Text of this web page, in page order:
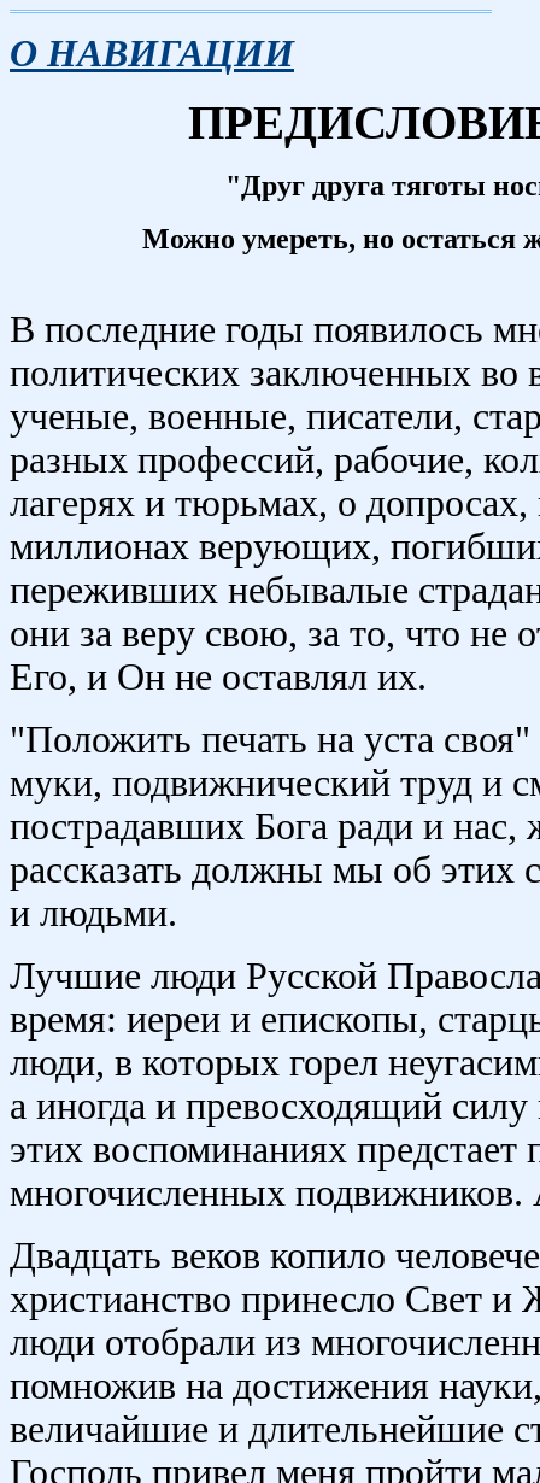
О НАВИГАЦИИ
"Друг друга тяготы
Можно умереть, но остаться
В последние годы появилось
политических заключенных
ученые, военные, писатели,
разных профессий, рабочие,
лагерях и тюрьмах, о
миллионах верующих,
переживших небывалые
они за веру свою, за то, что не
Его, и Он не оставлял их.
"Положить печать на уста
муки, подвижнический труд и
пострадавших Бога ради и
рассказать должны мы об этих
и людьми.
Лучшие люди Русской
время: иереи и епископы,
люди, в которых горел
а иногда и превосходящий
этих воспоминаниях
многочисленных
Двадцать веков копило
христианство принесло Свет
люди отобрали из
помножив на достижения
величайшие и длительнейшие
Господь привел меня пройти